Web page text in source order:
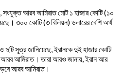
সংযুক্ত আরব আমিরাত মোট ১ হাজার কোটি (১০
৩০০ কোটি (৩ বিলিয়ন) ডলারের বেশি অর্থ
সূত্র জানিয়েছে, ইরানকে দুই হাজার কোটি
আরব আমিরাত। তারা আরও জানায়, ইরান আর
আরব আমিরাত।